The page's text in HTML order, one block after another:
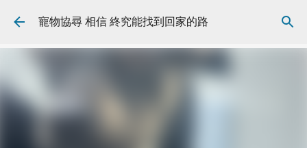
跳到主要內容
寵物協尋 相信 終究能找到回家的路